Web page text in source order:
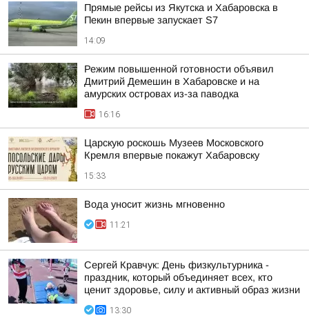
Прямые рейсы из Якутска и Хабаровска в
Пекин впервые запускает S7
14:09
Режим повышенной готовности объявил
Дмитрий Демешин в Хабаровске и на
амурских островах из-за паводка
16:16
Царскую роскошь Музеев Московского
Кремля впервые покажут Хабаровску
15:33
Вода уносит жизнь мгновенно
11:21
Сергей Кравчук: День физкультурника -
праздник, который объединяет всех, кто
ценит здоровье, силу и активный образ жизни
13:30